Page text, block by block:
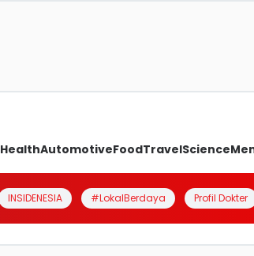
HealthAutomotiveFoodTravelScience
INSIDENESIA #LokalBerdaya Profil Dokter